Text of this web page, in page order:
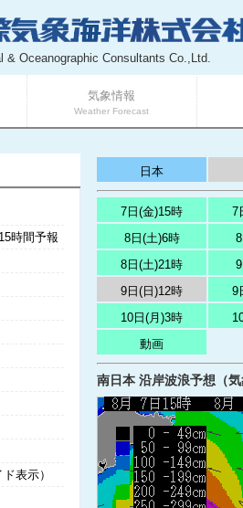
& Oceanographic Consultants Co.,Ltd.
気象情報
Weather Forecast
日本
7日(金)15時
7
8日(土)6時
8日(土)21時
9日(日)12時
9
10日(月)3時
動画
南日本 沿岸波浪予想（
時間予報
表示）